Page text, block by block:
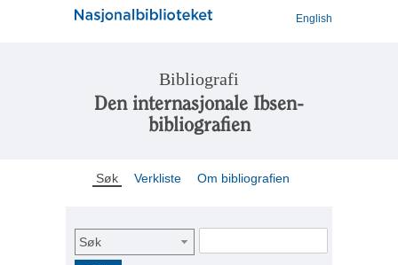
English
Bibliografi
Den internasjonale Ibsen-
bibliografien
Søk Verkliste Om bibliografien
Søk